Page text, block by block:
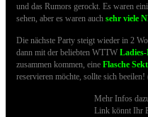
und das Rumors gerockt. Es waren
sehen, aber es waren auch sehr viele
Die nächste Party steigt wieder in 2
dann mit der beliebten WTTW
zusammen kommen, eine Flasche Sekt
reservieren möchte, sollte sich
Mehr Infos
Link könnt Ihr